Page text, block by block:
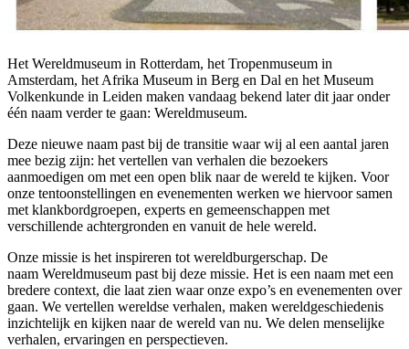
Het Wereldmuseum in Rotterdam, het Tropenmuseum in
Amsterdam, het Afrika Museum in Berg en Dal en het Museum
Volkenkunde in Leiden maken vandaag bekend later dit jaar onder
één naam verder te gaan: Wereldmuseum.
Deze nieuwe naam past bij de transitie waar wij al een aantal jaren
mee bezig zijn: het vertellen van verhalen die bezoekers
aanmoedigen om met een open blik naar de wereld te kijken. Voor
onze tentoonstellingen en evenementen werken we hiervoor samen
met klankbordgroepen, experts en gemeenschappen met
verschillende achtergronden en vanuit de hele wereld.
Onze missie is het inspireren tot wereldburgerschap. De
naam Wereldmuseum past bij deze missie. Het is een naam met een
bredere context, die laat zien waar onze expo’s en evenementen over
gaan. We vertellen wereldse verhalen, maken wereldgeschiedenis
inzichtelijk en kijken naar de wereld van nu. We delen menselijke
verhalen, ervaringen en perspectieven.